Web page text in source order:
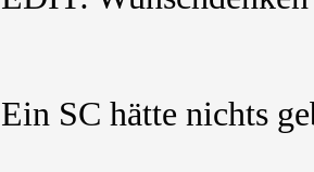
Ein SC hätte nichts